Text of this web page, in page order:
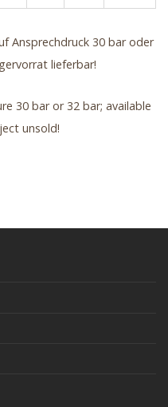
Ansprechdruck 30 bar oder
lieferbar!
30 bar or 32 bar; available
unsold!